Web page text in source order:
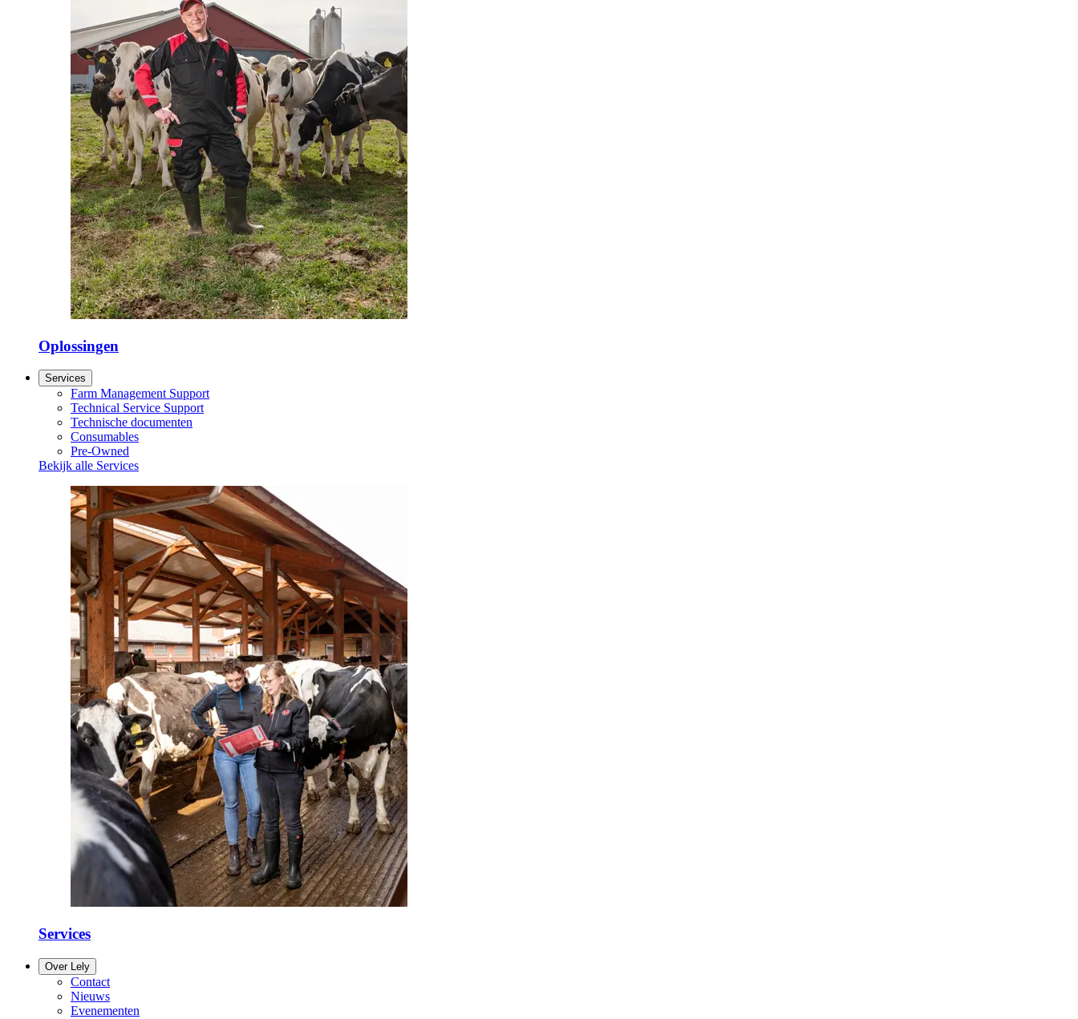
Oplossingen
Services
Farm Management Support
Technical Service Support
Technische documenten
Consumables
Pre-Owned
Bekijk alle Services
Services
Over Lely
Contact
Nieuws
Evenementen